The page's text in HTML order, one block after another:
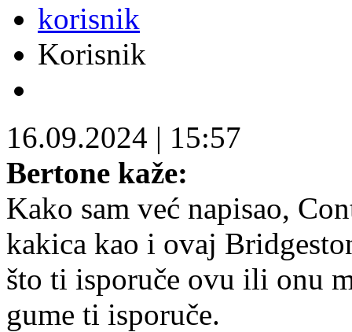
korisnik
Korisnik
16.09.2024 | 15:57
Bertone kaže:
Kako sam već napisao,
kakica kao i ovaj
što ti isporuče ovu ili onu
gume ti isporuče.